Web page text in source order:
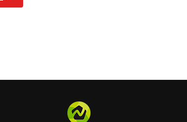
con
del giocatore sia per mancanza di